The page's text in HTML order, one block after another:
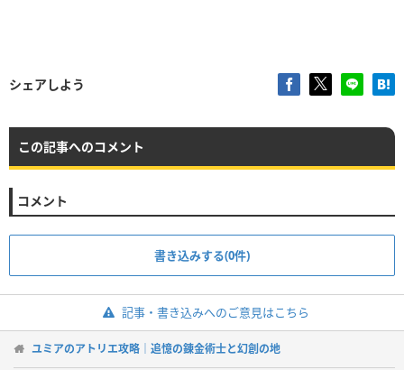
シェアしよう
この記事へのコメント
コメント
書き込みする(0件)
記事・書き込みへのご意見はこちら
ユミアのアトリエ攻略｜追憶の錬金術士と幻創の地